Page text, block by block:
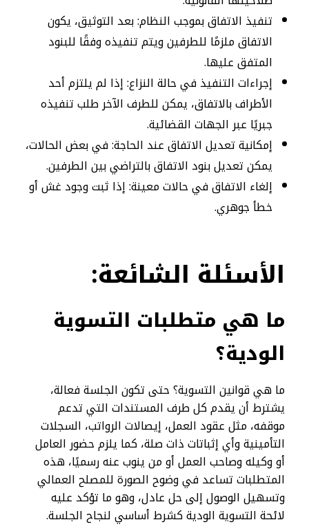
تنفيذ الاتفاق بموجب النظام: بعد التوثيق، يكون
الاتفاق ملزمًا للطرفين ويتم تنفيذه وفقًا للبنود
المتفق عليها.
إجراءات التنفيذ في حالة النزاع: إذا لم يلتزم أحد
الأطراف بالاتفاق، يمكن للطرف الآخر طلب تنفيذه
جبريًا عبر الجهات القضائية.
إمكانية تعديل الاتفاق عند الحاجة: في بعض الحالات،
يمكن تعديل بنود الاتفاق بالتراضي بين الطرفين.
إلغاء الاتفاق في حالات معينة: إذا ثبت وجود غش أو
خطأ جوهري.
الأسئلة الشائعة:
ما هي متطلبات التسوية
الودية؟
ما هي قوانين التسوية؟ حتى تكون الجلسة فعالة،
يشترط أن يقدم كل طرف المستندات التي تدعم
موقفه، مثل عقود العمل، إيصالات الرواتب، السجلات
التأمينية وأي إثباتات ذات صلة، كما يلزم حضور العامل
أو وكيله وصاحب العمل أو من ينوب عنه رسميًا، هذه
المتطلبات تساعد في وضوح الصورة للمصلح العمالي
وتسهيل الوصول إلى حل عادل، وهو ما تؤكد عليه
لائحة التسوية الودية كشرط أساسي لنجاح الجلسة.